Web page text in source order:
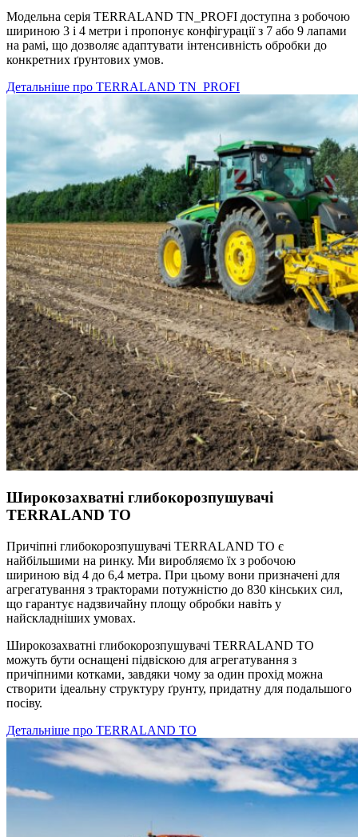
Модельна серія TERRALAND TN_PROFI доступна з робочою
шириною 3 і 4 метри і пропонує конфігурації з 7 або 9 лапами
на рамі, що дозволяє адаптувати інтенсивність обробки до
конкретних ґрунтових умов.
Детальніше про TERRALAND TN_PROFI
Широкозахватні глибокорозпушувачі
TERRALAND TO
Причіпні глибокорозпушувачі TERRALAND TO є
найбільшими на ринку. Ми виробляємо їх з робочою
шириною від 4 до 6,4 метра. При цьому вони призначені для
агрегатування з тракторами потужністю до 830 кінських сил,
що гарантує надзвичайну площу обробки навіть у
найскладніших умовах.
Широкозахватні глибокорозпушувачі TERRALAND TO
можуть бути оснащені підвіскою для агрегатування з
причіпними котками, завдяки чому за один прохід можна
створити ідеальну структуру ґрунту, придатну для подальшого
посіву.
Детальніше про TERRALAND TO